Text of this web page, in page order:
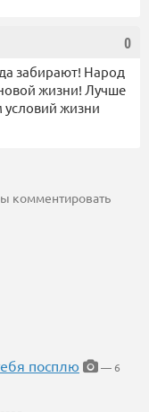
0
забирают! Народ
жизни! Лучше
условий жизни
комментировать
посплю
— 6